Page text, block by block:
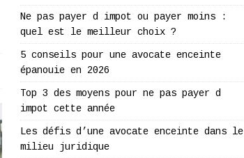
Ne pas payer d impot ou payer moins :
quel est le meilleur choix ?
5 conseils pour une avocate enceinte
épanouie en 2026
Top 3 des moyens pour ne pas payer d
impot cette année
Les défis d’une avocate enceinte dans le
milieu juridique